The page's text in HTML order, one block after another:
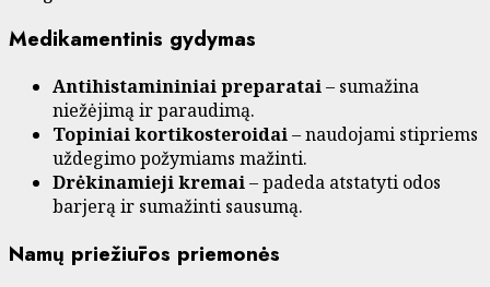
Medikamentinis gydymas
Antihistamininiai preparatai– sumažina
niežėjimą ir paraudimą.
Topiniai kortikosteroidai– naudojami stipriems
uždegimo požymiams mažinti.
Drėkinamieji kremai– padeda atstatyti odos
barjerą ir sumažinti sausumą.
Namų priežiūros priemonės